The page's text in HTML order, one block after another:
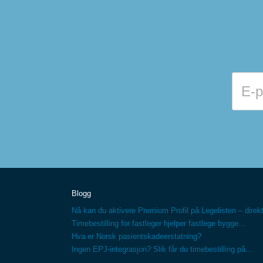
Blogg
Nå kan du aktivere Premium Profil på Legelisten –
Timebestilling for fastleger hjelper fastlege bygge...
Hva er Norsk pasientskadeerstatning?
Ingen EPJ-integrasjon? Slik får du timebestilling på...